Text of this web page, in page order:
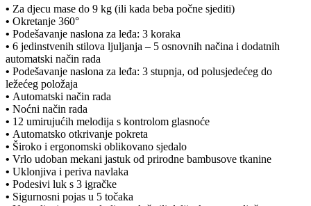
• Za djecu mase do 9 kg (ili kada beba počne sjediti)
• Okretanje 360°
• Podešavanje naslona za leđa: 3 koraka
• 6 jedinstvenih stilova ljuljanja – 5 osnovnih načina i dodatnih
automatski način rada
• Podešavanje naslona za leđa: 3 stupnja, od polusjedećeg do
ležećeg položaja
• Automatski način rada
• Noćni način rada
• 12 umirujućih melodija s kontrolom glasnoće
• Automatsko otkrivanje pokreta
• Široko i ergonomski oblikovano sjedalo
• Vrlo udoban mekani jastuk od prirodne bambusove tkanine
• Uklonjiva i periva navlaka
• Podesivi luk s 3 igračke
• Sigurnosni pojas u 5 točaka